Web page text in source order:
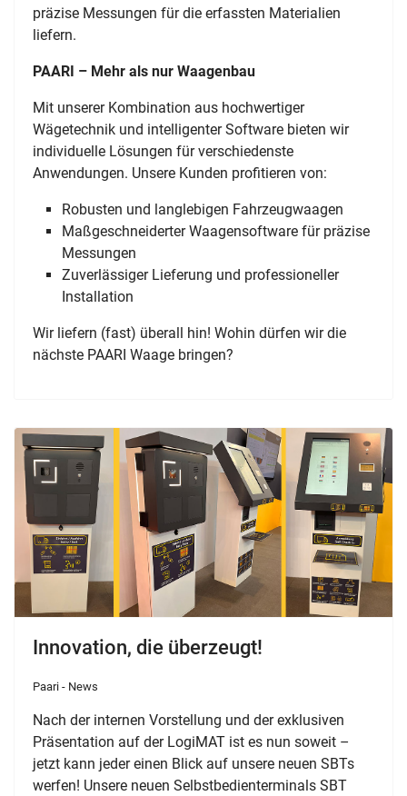
präzise Messungen für die erfassten Materialien
liefern.
PAARI – Mehr als nur Waagenbau
Mit unserer Kombination aus hochwertiger
Wägetechnik und intelligenter Software bieten wir
individuelle Lösungen für verschiedenste
Anwendungen. Unsere Kunden profitieren von:
Robusten und langlebigen Fahrzeugwaagen
Maßgeschneiderter Waagensoftware für präzise
Messungen
Zuverlässiger Lieferung und professioneller
Installation
Wir liefern (fast) überall hin! Wohin dürfen wir die
nächste PAARI Waage bringen?
Innovation, die überzeugt!
Paari - News
Nach der internen Vorstellung und der exklusiven
Präsentation auf der LogiMAT ist es nun soweit –
jetzt kann jeder einen Blick auf unsere neuen SBTs
werfen! Unsere neuen Selbstbedienterminals SBT